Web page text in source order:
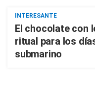
INTERESANTE
El chocolate con
ritual para los
submarino